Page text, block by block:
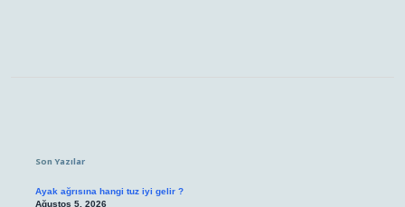
Son Yazılar
Ayak ağrısına hangi tuz iyi gelir ?
Ağustos 5, 2026